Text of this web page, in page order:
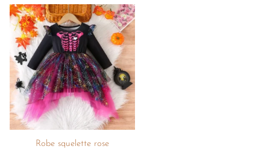
Ajouter
à la
liste de
souhaits
+
Robe squelette rose